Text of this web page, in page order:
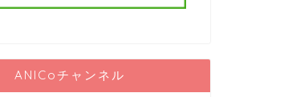
ANICoチャンネル